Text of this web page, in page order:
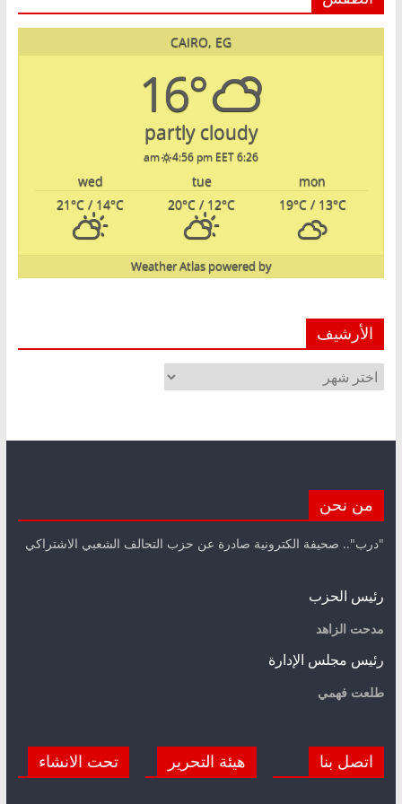
CAIRO, EG
16°
partly cloudy
6:26 am
4:56 pm EET
mon
tue
wed
19°C/ 13°C
20°C / 12°C
21°C / 14°C
powered by
Weather Atlas
الأرشيف
الأرشيف
من نحن
"درب".. صحيفة الكترونية صادرة عن حزب التحالف الشعبي الاشتراكي
رئيس الحزب
مدحت الزاهد
رئيس مجلس الإدارة
طلعت فهمي
اتصل بنا هيئة التحرير تحت الانشاء